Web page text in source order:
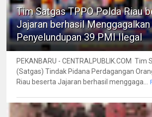
Tim Satgas TPPO Polda Riau
Jajaran berhasil Menggagalkan
Penyelundupan 39 PMI Ilegal
PEKANBARU - CENTRALPUBLIK.COM Tim
(Satgas) Tindak Pidana Perdagangan
Riau beserta Jajaran berhasil menggaga...